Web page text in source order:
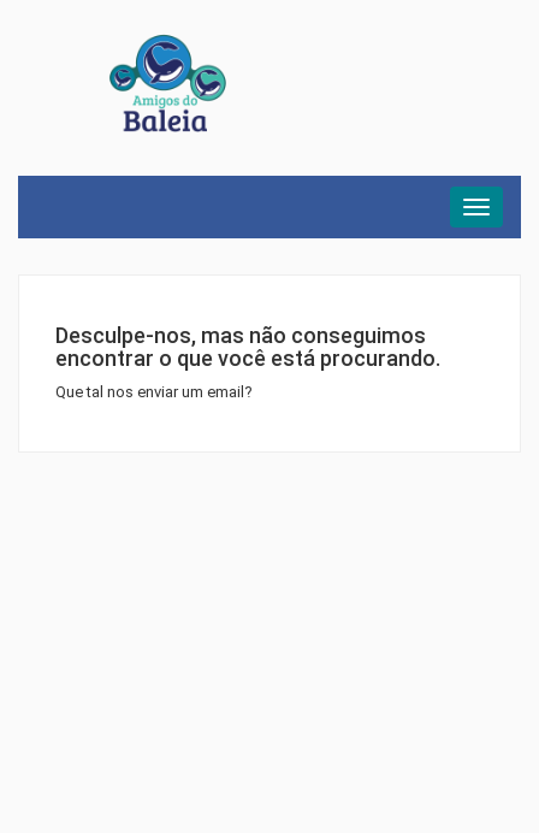
Menu
Desculpe-nos, mas não conseguimos
encontrar o que você está procurando.
Que tal nos enviar um email?